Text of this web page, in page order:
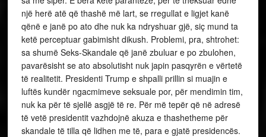
një herë atë që thashë më lart, se rregullat e ligjet kanë
qënë e janë po ato dhe nuk ka ndryshuar gjë, siç mund ta
ketë perceptuar gabimisht dikush. Problemi, pra, shtrohet:
sa shumë Seks-Skandale që janë zbuluar e po zbulohen,
pavarësisht se ato absolutisht nuk japin pasqyrën e vërtetë
të realitetit. Presidenti Trump e shpalli prillin si muajin e
luftës kundër ngacmimeve seksuale por, për mendimin tim,
nuk ka për të sjellë asgjë të re. Për më tepër që në adresë
të vetë presidentit vazhdojnë akuza e thashetheme për
skandale të tilla që lidhen me të, para e gjatë presidencës.